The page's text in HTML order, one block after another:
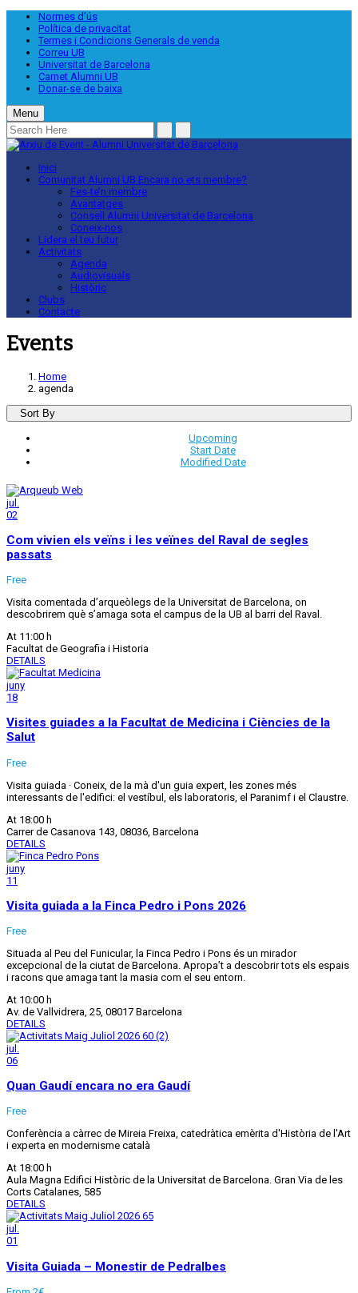
Normes d’ús
Política de privacitat
Termes i Condicions Generals de venda
Correu UB
Universitat de Barcelona
Carnet Alumni UB
Donar-se de baixa
Menu
Inici
Comunitat Alumni UB Encara no ets membre?
Fes-te’n membre
Avantatges
Consell Alumni Universitat de Barcelona
Coneix-nos
Lidera el teu futur
Activitats
Agenda
Audiovisuals
Històric
Clubs
Contacte
Events
Home
agenda
Sort By
Upcoming
Start Date
Modified Date
jul.
02
Com vivien els veïns i les veïnes del Raval de segles
passats
Free
Visita comentada d’arqueòlegs de la Universitat de Barcelona, on
descobrirem què s’amaga sota el campus de la UB al barri del Raval.
At 11:00 h
Facultat de Geografia i Historia
DETAILS
juny
18
Visites guiades a la Facultat de Medicina i Ciències de la
Salut
Free
Visita guiada · Coneix, de la mà d'un guia expert, les zones més
interessants de l'edifici: el vestíbul, els laboratoris, el Paranimf i el Claustre.
At 18:00 h
Carrer de Casanova 143, 08036, Barcelona
DETAILS
juny
11
Visita guiada a la Finca Pedro i Pons 2026
Free
Situada al Peu del Funicular, la Finca Pedro i Pons és un mirador
excepcional de la ciutat de Barcelona. Apropa’t a descobrir tots els espais
i racons que amaga tant la masia com el seu entorn.
At 10:00 h
Av. de Vallvidrera, 25, 08017 Barcelona
DETAILS
jul.
06
Quan Gaudí encara no era Gaudí
Free
Conferència a càrrec de Mireia Freixa, catedràtica emèrita d'Història de l'Art
i experta en modernisme català
At 18:00 h
Aula Magna Edifici Històric de la Universitat de Barcelona. Gran Via de les
Corts Catalanes, 585
DETAILS
jul.
01
Visita Guiada – Monestir de Pedralbes